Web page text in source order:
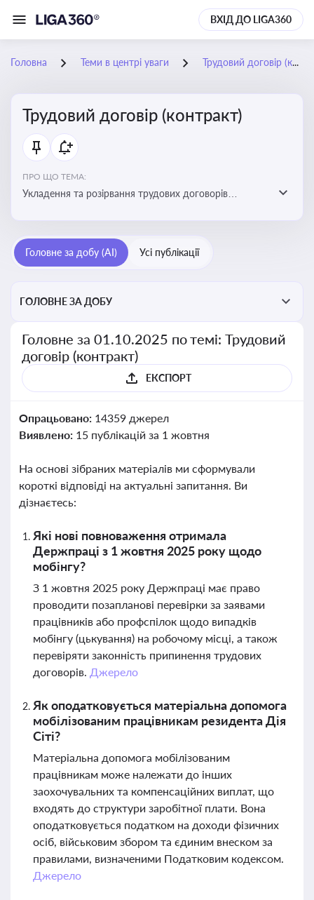
ВХІД ДО LIGA360
Головна Теми в центрі уваги Трудовий договір (контракт)
Трудовий договір (контракт)
ПРО ЩО ТЕМА:
Укладення та розірвання трудових договорів
Головне за добу (AI) Усі публікації
ГОЛОВНЕ ЗА ДОБУ
Головне за 01.10.2025 по темі: Трудовий
договір (контракт)
ЕКСПОРТ
Опрацьовано: 14359 джерел
Виявлено: 15 публікацій за 1 жовтня
На основі зібраних матеріалів ми сформували
короткі відповіді на актуальні запитання. Ви
дізнаєтесь:
Які нові повноваження отримала
Держпраці з 1 жовтня 2025 року щодо
мобінгу?
З 1 жовтня 2025 року Держпраці має право
проводити позапланові перевірки за заявами
працівників або профспілок щодо випадків
мобінгу (цькування) на робочому місці, а також
перевіряти законність припинення трудових
договорів. Джерело
Як оподатковується матеріальна допомога
мобілізованим працівникам резидента Дія
Сіті?
Матеріальна допомога мобілізованим
працівникам може належати до інших
заохочувальних та компенсаційних виплат, що
входять до структури заробітної плати. Вона
оподатковується податком на доходи фізичних
осіб, військовим збором та єдиним внеском за
правилами, визначеними Податковим кодексом.
Джерело